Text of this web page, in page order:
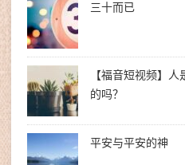
三十而已
【福音短视频】人
的吗？
平安与平安的神